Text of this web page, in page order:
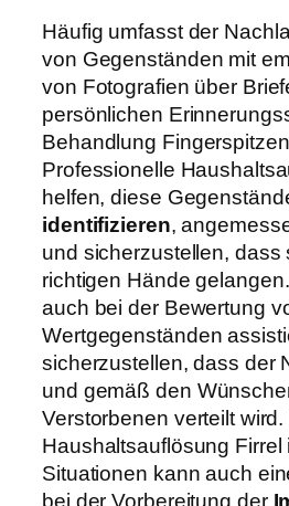
Häufig umfasst der
von Gegenständen mit
von Fotografien über
persönlichen
Behandlung
Professionelle
helfen, diese
identifizieren,
und sicherzustellen, dass
richtigen Hände
auch bei der Bewertung
Wertgegenständen
sicherzustellen, dass der
und gemäß den
Verstorbenen verteilt wird.
Haushaltsauflösung Firrel
Situationen kann auch
bei der Vorbereitung der